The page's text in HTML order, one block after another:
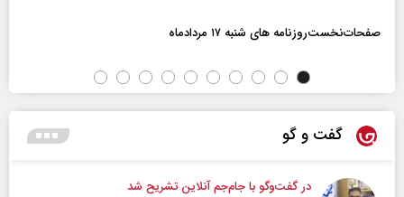
صفحات‌نخست‌روزنامه ها‌ی شنبه ۱۷ مردادماه
گفت و گو
در گفت‌و‌گو با جام‌جم آنلاین تشریح شد